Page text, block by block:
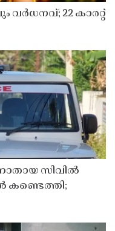
വർധനവ്; 22 കാരറ്റ്
സിവിൽ
കണ്ടെത്തി;